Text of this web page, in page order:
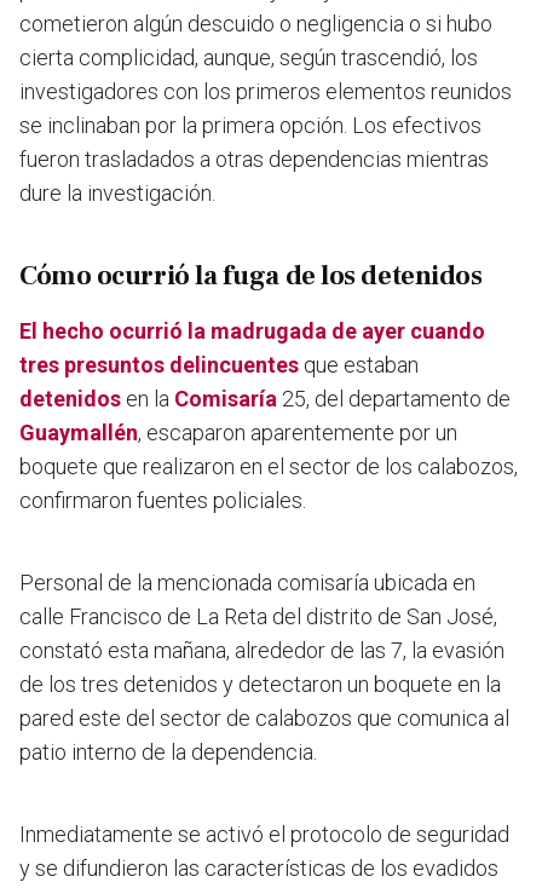
cometieron algún descuido o negligencia o si hubo
cierta complicidad, aunque, según trascendió, los
investigadores con los primeros elementos reunidos
se inclinaban por la primera opción. Los efectivos
fueron trasladados a otras dependencias mientras
dure la investigación.
Cómo ocurrió la fuga de los detenidos
El hecho ocurrió la madrugada de ayer cuando
tres presuntos delincuentes que estaban
detenidos en la Comisaría 25, del departamento de
Guaymallén, escaparon aparentemente por un
boquete que realizaron en el sector de los calabozos,
confirmaron fuentes policiales.
Personal de la mencionada comisaría ubicada en
calle Francisco de La Reta del distrito de San José,
constató esta mañana, alrededor de las 7, la evasión
de los tres detenidos y detectaron un boquete en la
pared este del sector de calabozos que comunica al
patio interno de la dependencia.
Inmediatamente se activó el protocolo de seguridad
y se difundieron las características de los evadidos